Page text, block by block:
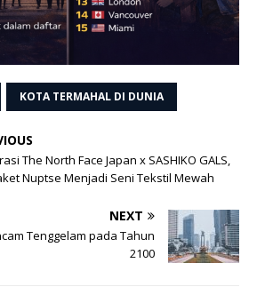
KOTA TERMAHAL DI DUNIA
The North Face Japan x SASHIKO GALS,
Nuptse Menjadi Seni Tekstil Mewah
NEXT
Tenggelam pada Tahun
2100